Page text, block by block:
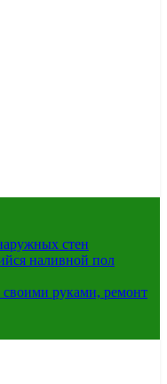
стен
наливной пол
своими руками, ремонт